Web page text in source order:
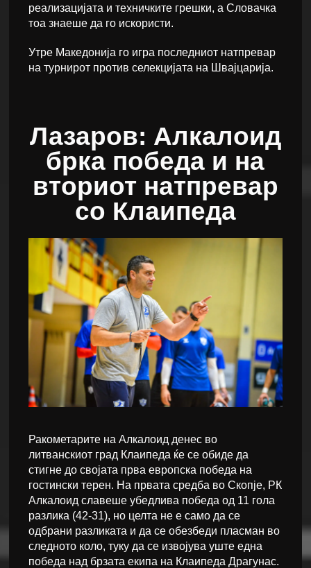
реализацијата и техничките грешки, а Словачка
тоа знаеше да го искористи.
Утре Македонија го игра последниот натпревар
на турнирот против селекцијата на Швајцарија.
Лазаров: Алкалоид
брка победа и на
вториот натпревар
со Клаипеда
Ракометарите на Алкалоид денес во
литванскиот град Клаипеда ќе се обиде да
стигне до својата прва европска победа на
гостински терен. На првата средба во Скопје, РК
Алкалоид славеше убедлива победа од 11 гола
разлика (42-31), но целта не е само да се
одбрани разликата и да се обезбеди пласман во
следното коло, туку да се извојува уште една
победа над брзата екипа на Клаипеда Драгунас.